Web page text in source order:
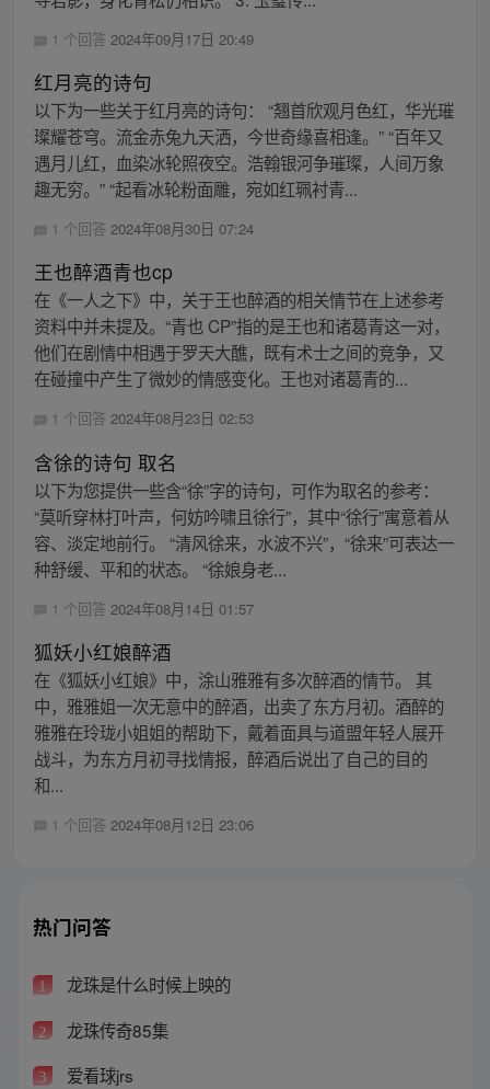
1 个回答 2024年09月17日 20:49
红月亮的诗句
以下为一些关于红月亮的诗句： “翘首欣观月色红，华光璀
璨耀苍穹。流金赤兔九天洒，今世奇缘喜相逢。” “百年又
遇月儿红，血染冰轮照夜空。浩翰银河争璀璨，人间万象
趣无穷。” “起看冰轮粉面雕，宛如红珮衬青...
1 个回答 2024年08月30日 07:24
王也醉酒青也cp
在《一人之下》中，关于王也醉酒的相关情节在上述参考
资料中并未提及。“青也 CP”指的是王也和诸葛青这一对，
他们在剧情中相遇于罗天大醮，既有术士之间的竞争，又
在碰撞中产生了微妙的情感变化。王也对诸葛青的...
1 个回答 2024年08月23日 02:53
含徐的诗句 取名
以下为您提供一些含“徐”字的诗句，可作为取名的参考：
“莫听穿林打叶声，何妨吟啸且徐行”，其中“徐行”寓意着从
容、淡定地前行。 “清风徐来，水波不兴”，“徐来”可表达一
种舒缓、平和的状态。 “徐娘身老...
1 个回答 2024年08月14日 01:57
狐妖小红娘醉酒
在《狐妖小红娘》中，涂山雅雅有多次醉酒的情节。 其
中，雅雅姐一次无意中的醉酒，出卖了东方月初。酒醉的
雅雅在玲珑小姐姐的帮助下，戴着面具与道盟年轻人展开
战斗，为东方月初寻找情报，醉酒后说出了自己的目的
和...
1 个回答 2024年08月12日 23:06
热门问答
1 龙珠是什么时候上映的
2 龙珠传奇85集
3 爱看球jrs